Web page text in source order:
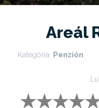
Areál
Kategória: Penzión